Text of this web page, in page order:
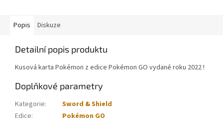
Popis Diskuze
Detailní popis produktu
Kusová karta Pokémon z edice Pokémon GO vydané roku 2022 !
Doplňkové parametry
Kategorie:
Sword & Shield